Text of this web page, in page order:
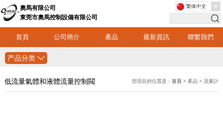
奧馬有限公司
東莞市奧馬控制設備有限公司
首頁 公司簡介 產品 最新資訊 聯繫我們
繁体中文
产品分类
低流量氣體和液體流量控制閥 您現在的位置是：首頁 > 產品 > 流量計